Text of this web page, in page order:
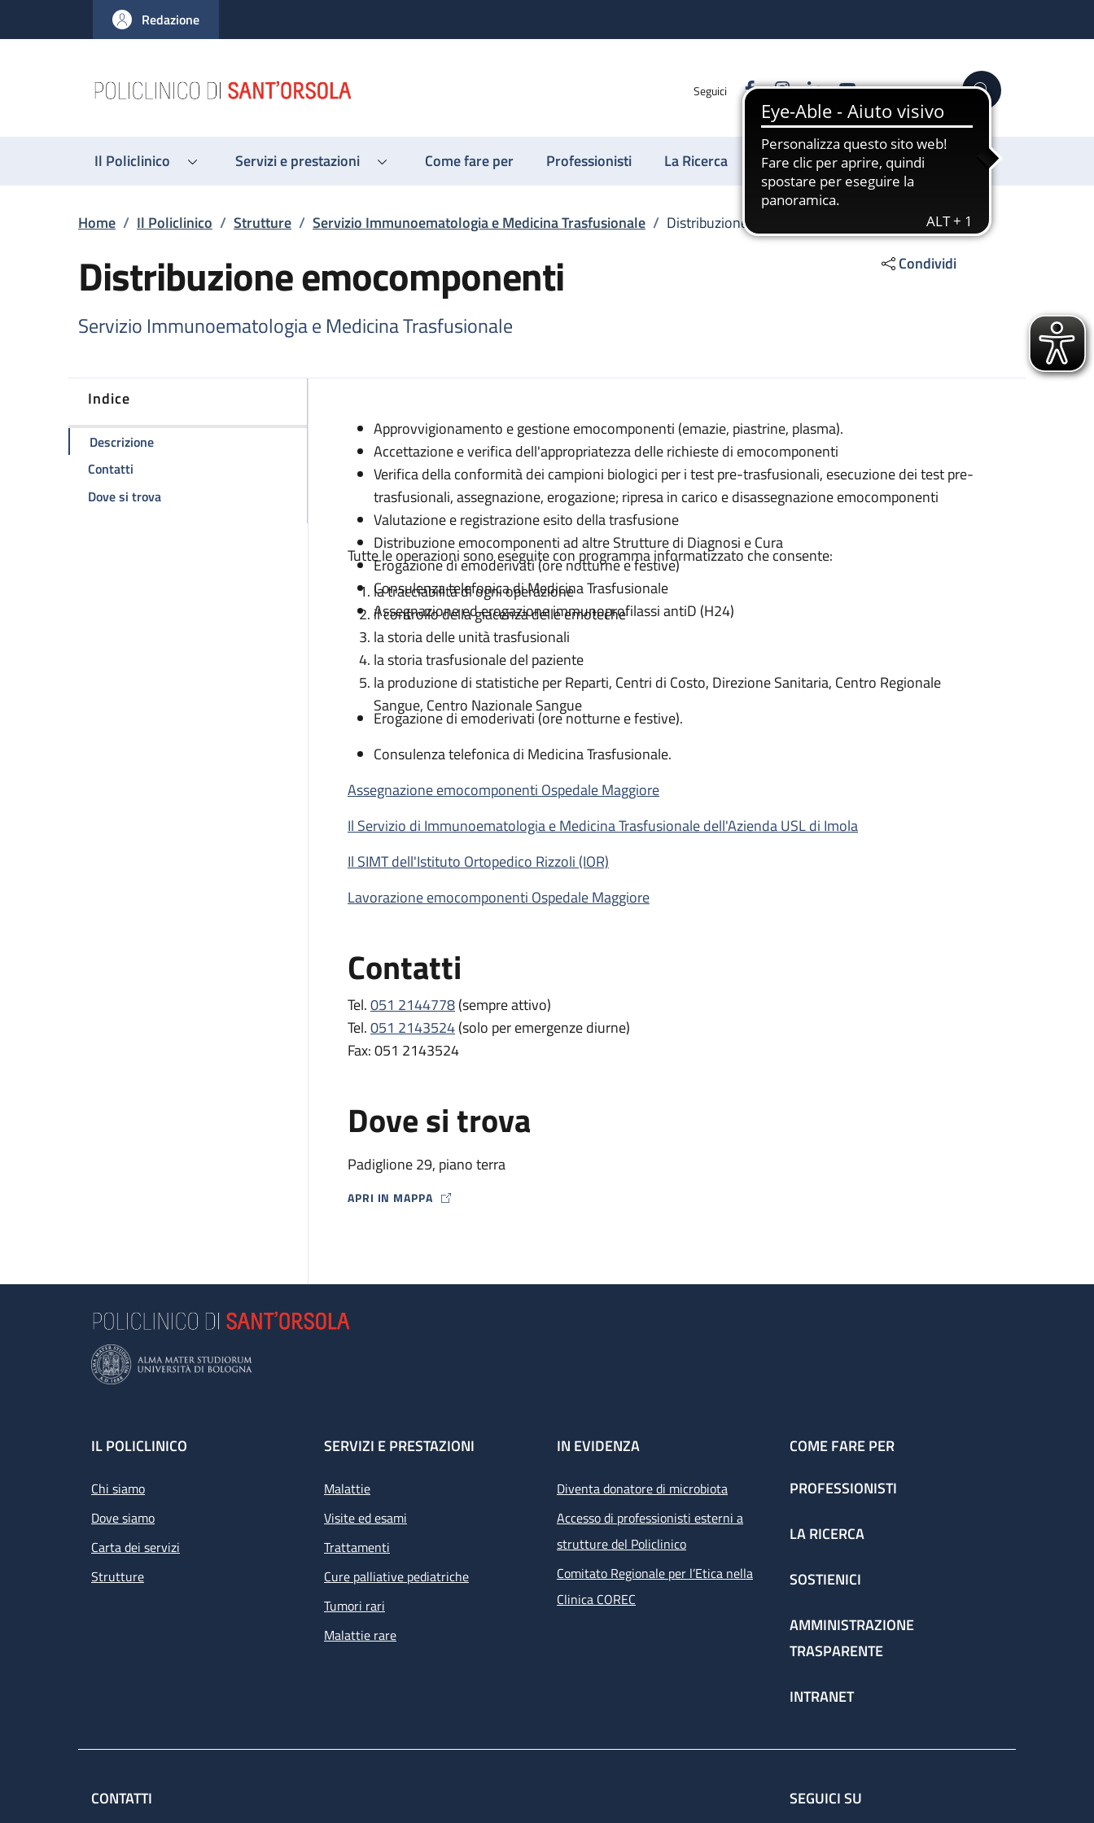
al contenuto principale
to footer content
Redazione
Seguici FacebookInstagram
LinkedinYouTube Cerca
Il Policlinico Servizi e prestazioni Come fare per Professionisti La Ricerca Sostienici
Briciole di pane
Home / Il Policlinico / Strutture / Servizio Immunoematologia e Medicina Trasfusionale / Distribuzione emocomponenti
Distribuzione emocomponenti
Servizio Immunoematologia e Medicina Trasfusionale
Condividi
Indice
Descrizionedella pagina Distribuzione emocomponenti
Contatti della pagina Distribuzione emocomponenti
Dove si trovadella pagina Distribuzione emocomponenti
Descrizione
Approvvigionamento e gestione emocomponenti (emazie, piastrine, plasma).
Accettazione e verifica dell'appropriatezza delle richieste di emocomponenti
Verifica della conformità dei campioni biologici per i test pre-trasfusionali, esecuzione dei test pre-
trasfusionali, assegnazione, erogazione; ripresa in carico e disassegnazione emocomponenti
Valutazione e registrazione esito della trasfusione
Distribuzione emocomponenti ad altre Strutture di Diagnosi e Cura
Erogazione di emoderivati (ore notturne e festive)
Consulenza telefonica di Medicina Trasfusionale
Assegnazione ed erogazione immunoprofilassi antiD (H24)
Tutte le operazioni sono eseguite con programma informatizzato che consente:
la tracciabilità di ogni operazione
il controllo della giacenza delle emoteche
la storia delle unità trasfusionali
la storia trasfusionale del paziente
la produzione di statistiche per Reparti, Centri di Costo, Direzione Sanitaria, Centro Regionale
Sangue, Centro Nazionale Sangue
Erogazione di emoderivati (ore notturne e festive).
Consulenza telefonica di Medicina Trasfusionale.
Assegnazione emocomponenti Ospedale Maggiore
Il Servizio di Immunoematologia e Medicina Trasfusionale dell'Azienda USL di Imola
Il SIMT dell'Istituto Ortopedico Rizzoli (IOR)
Lavorazione emocomponenti Ospedale Maggiore
Contatti
Tel.051 2144778(sempre attivo)
Tel.051 2143524(solo per emergenze diurne)
Fax: 051 2143524
Dove si trova
Padiglione 29, piano terra
APRI IN MAPPA
MAP ICON
Footer
IL POLICLINICO
Chi siamo
Dove siamo
Carta dei servizi
Strutture
SERVIZI E PRESTAZIONI
Malattie
Visite ed esami
Trattamenti
Cure palliative pediatriche
Tumori rari
Malattie rare
IN EVIDENZA
Diventa donatore di microbiota
Accesso di professionisti esterni a
strutture del Policlinico
Comitato Regionale per l’Etica nella
Clinica COREC
COME FARE PER
PROFESSIONISTI
LA RICERCA
SOSTIENICI
AMMINISTRAZIONE
TRASPARENTE
INTRANET
CONTATTI SEGUICI SU